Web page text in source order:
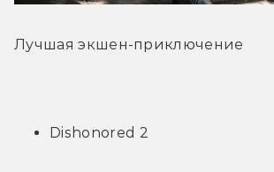
Лучшая экшен-приключение
Dishonored 2